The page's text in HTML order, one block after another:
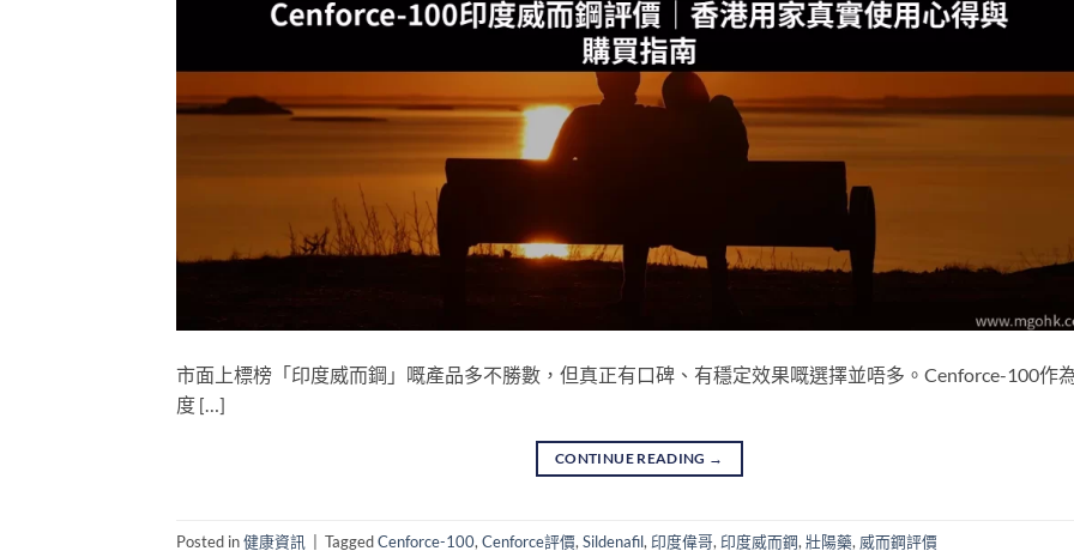
市面上標榜「印度威而鋼」嘅產品多不勝數，但真正有口碑、有穩定效果嘅選擇並唔多。Cenforce-100作
度 […]
CONTINUE READING →
Posted in健康資訊 TaggedCenforce-100, Cenforce評價, Sildenafil, 印度偉哥, 印度威而鋼, 壯陽藥, 威而鋼評價